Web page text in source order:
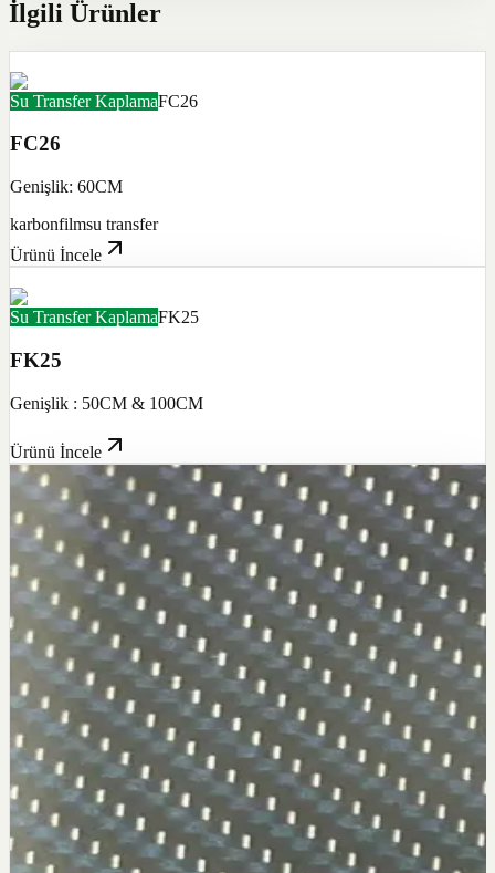
İlgili Ürünler
Su Transfer KaplamaFC26
FC26
Genişlik: 60CM
karbonfilmsu transfer
Ürünü İncele
Su Transfer KaplamaFK25
FK25
Genişlik : 50CM & 100CM
Ürünü İncele